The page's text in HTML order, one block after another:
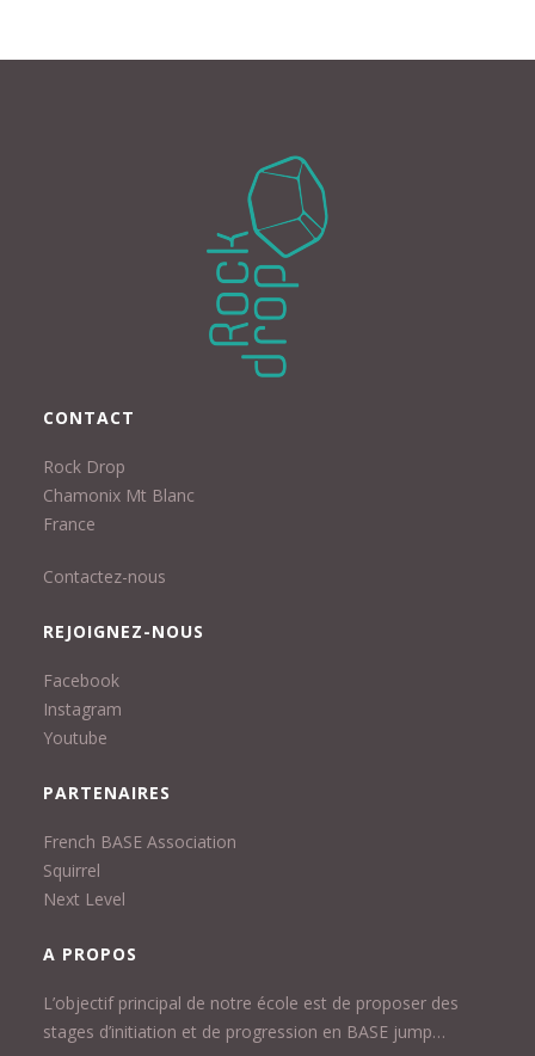
CONTACT
Rock Drop
Chamonix Mt Blanc
France
Contactez-nous
REJOIGNEZ-NOUS
Facebook
Instagram
Youtube
PARTENAIRES
French BASE Association
Squirrel
Next Level
A PROPOS
L’objectif principal de notre école est de proposer des
stages d’initiation et de progression en BASE jump…